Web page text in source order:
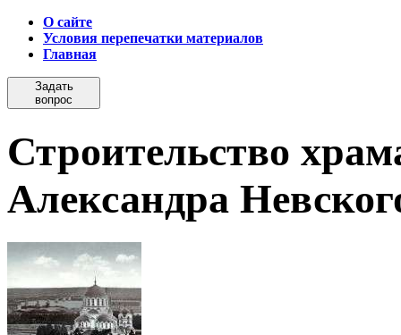
О сайте
Условия перепечатки материалов
Главная
Задать
вопрос
Строительство
Александра